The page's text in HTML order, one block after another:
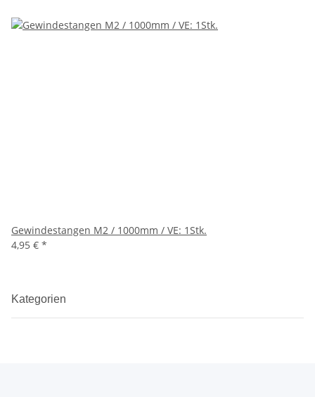
Gewindestangen M2 / 1000mm / VE: 1Stk.
4,95 € *
Kategorien